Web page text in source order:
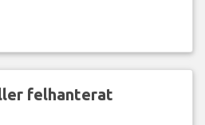
felhanterat